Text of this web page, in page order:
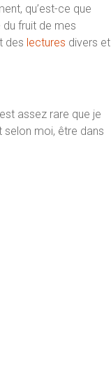
qu’est-ce que
fruit de mes
des lectures divers et
assez rare que je
selon moi, être dans